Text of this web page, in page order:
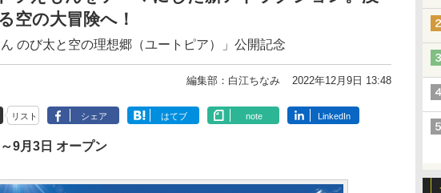
空の大冒険へ！
ん のび太と空の理想郷（ユートピア）」公開記念
編集部：白江ちなみ 2022年12月9日 13:48
リスト シェア はてブ note LinkedIn
9月3日 オープン